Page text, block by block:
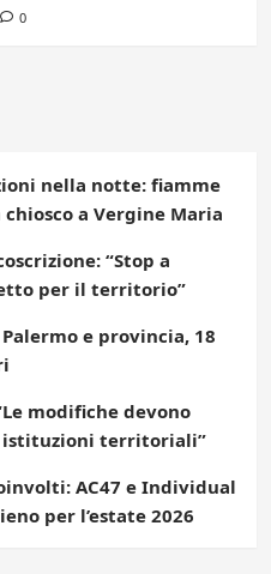
0
nella notte: fiamme
a Vergine Maria
“Stop a
per il territorio”
e provincia, 18
modifiche devono
istituzioni territoriali”
AC47 e Individual
per l’estate 2026